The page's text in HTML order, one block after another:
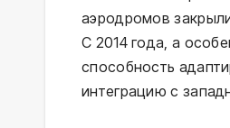
аэродромов
С 2014 года, а
способность
интеграцию с